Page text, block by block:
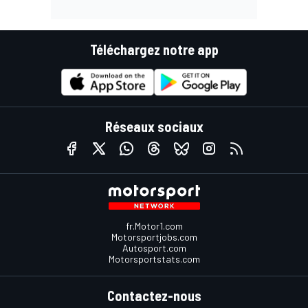
Téléchargez notre app
Réseaux sociaux
fr.Motor1.com
Motorsportjobs.com
Autosport.com
Motorsportstats.com
Contactez-nous